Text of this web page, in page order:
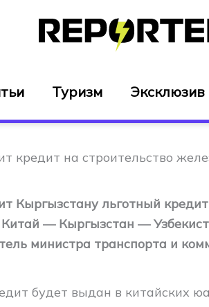
Туризм Эксклюзив
кредит на строительство
Кыргызстану льготный
— Кыргызстан —
министра транспорта и
будет выдан в китайских